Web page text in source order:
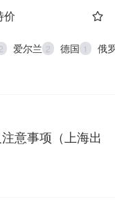
价
2 爱尔兰 2 德国 1 俄
意事项（上海出